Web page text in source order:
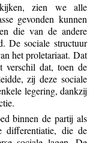
zien we alle
gevonden kunnen
die van de andere
De sociale structuur
het proletariaat. Dat
verschil dat, toen de
zij deze sociale
legering, dankzij
binnen de partij als
differentiatie, die de